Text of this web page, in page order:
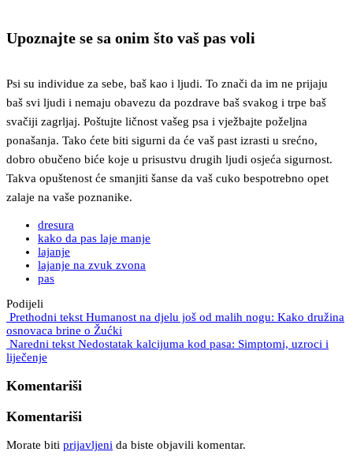
Upoznajte se sa onim što vaš pas voli
Psi su individue za sebe, baš kao i ljudi. To znači da im ne prijaju
baš svi ljudi i nemaju obavezu da pozdrave baš svakog i trpe baš
svačiji zagrljaj. Poštujte ličnost vašeg psa i vježbajte poželjna
ponašanja. Tako ćete biti sigurni da će vaš past izrasti u srećno,
dobro obučeno biće koje u prisustvu drugih ljudi osjeća sigurnost.
Takva opuštenost će smanjiti šanse da vaš cuko bespotrebno opet
zalaje na vaše poznanike.
dresura
kako da pas laje manje
lajanje
lajanje na zvuk zvona
pas
Podijeli
Prethodni tekst Humanost na djelu još od malih nogu: Kako družina
osnovaca brine o Žućki
Naredni tekst Nedostatak kalcijuma kod pasa: Simptomi, uzroci i
liječenje
Komentariši
Komentariši
Morate biti prijavljeni da biste objavili komentar.